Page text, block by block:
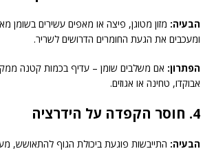
הבעיה: מזון מטוגן, פיצה או מאפים עשירים בשומן
ומעכבים את הגעת החומרים הדרושים לשריר.
הפתרון: אם משלבים שומן – עדיף בכמות קטנה
אבוקדו, טחינה או אגוזים.
4. חוסר הקפדה על הידרציה
הבעיה: התייבשות פוגעת ביכולת הגוף להתאושש,